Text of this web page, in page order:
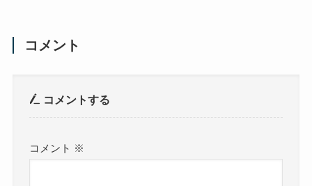
コメント
コメントする
コメント ※